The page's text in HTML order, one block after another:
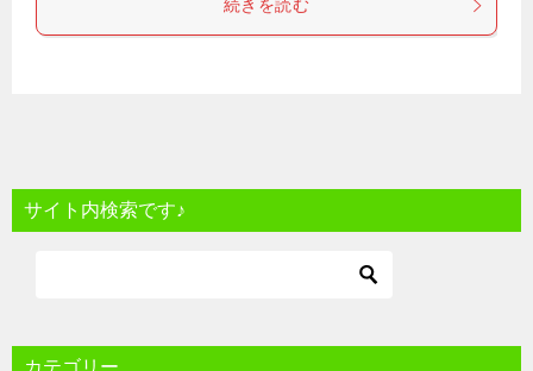
続きを読む
サイト内検索です♪
カテゴリー